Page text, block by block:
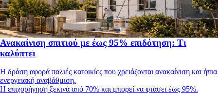
Ανακαίνιση σπιτιού με έως 95% επιδότηση: Τι
καλύπτει
Η δράση αφορά παλιές κατοικίες που χρειάζονται ανακαίνιση και ήπια
ενεργειακή αναβάθμιση.
Η επιχορήγηση ξεκινά από 70% και μπορεί να φτάσει έως 95%.